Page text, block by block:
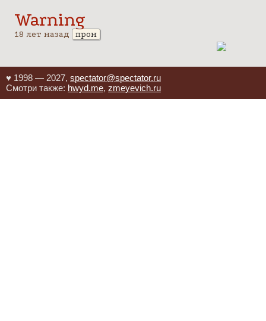
Warning
18 лет назад прон
♥ 1998 — 2027, spectator@spectator.ru
Смотри также: hwyd.me, zmeyevich.ru